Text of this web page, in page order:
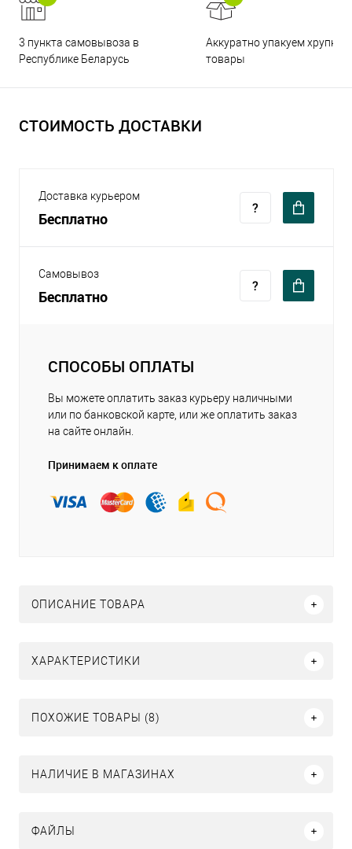
3 пункта самовывоза в
Республике Беларусь
Аккуратно упакуем хрупкие
товары
СТОИМОСТЬ ДОСТАВКИ
Доставка курьером
Бесплатно
Самовывоз
Бесплатно
СПОСОБЫ ОПЛАТЫ
Вы можете оплатить заказ курьеру наличными
или по банковской карте, или же оплатить заказ
на сайте онлайн.
Принимаем к оплате
ОПИСАНИЕ ТОВАРА
ХАРАКТЕРИСТИКИ
ПОХОЖИЕ ТОВАРЫ (8)
НАЛИЧИЕ В МАГАЗИНАХ
ФАЙЛЫ